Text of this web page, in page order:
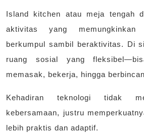
Island kitchen atau meja tengah
aktivitas yang memungkinkan
berkumpul sambil beraktivitas. Di
ruang sosial yang
memasak, bekerja, hingga
Kehadiran teknologi tidak
kebersamaan, justru
lebih praktis dan adaptif.